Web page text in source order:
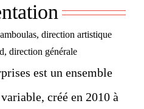
direction artistique
direction générale
est un ensemble
créé en 2010 à